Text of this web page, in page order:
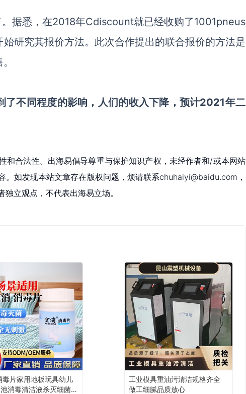
。 据悉， 在2018年Cdiscount就已经收购了1001pneus
始研究其报价方法。此次合作提出的联合报价的方法是
不同程度的影响，人们的收入下降，预计2021年二
和合法性。出海易倡导尊重与保护知识产权，未经作者和/或本网站
如发现本站文章存在版权问题，烦请联系chuhaiyi@baidu.com，
立观点，不代表出海易立场。
毒片家用地板玩具幼儿
消毒清洁液杀灭细菌泡
工业模具重油污清洁规格齐全
做工细腻品质放心